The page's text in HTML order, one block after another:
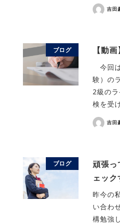
吉田
ブログ 【動
今回
験）の
2級の
検を受
吉田
ブログ
頑張っ
ェック
昨今の
い合わ
構勉強